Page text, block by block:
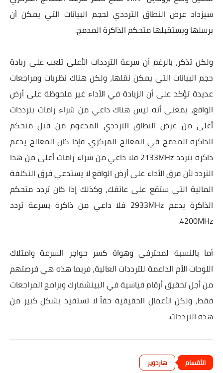
سيزداد عرض النطاق الترددي لحجم البيانات التي يمكن أن
يرسلها ويستقبلها متحكم الذاكرة المدمج.
ولكن تذكر، بالرغم أن سرعة الترددات الأعلى تلعب على زيادة
حجم البيانات التي يمكن نقلها، ولكن هناك نظريات ومراجعات
عديدة تؤكد على أن الزيادة في الأداء غير ملحوظة على أرض
الواقع، بمعنى أنه ليس هناك داعي من شراء رامات بترددات
أعلى من عرض النطاق الترددي المدعوم من قبل متحكم
الذاكرة المدمج في المعالج المركزي. فإذا كان المعالج يدعم
ذاكرة بتردد 2133MHz فلا داعي من شراء رامات أعلى من هذا
التردد لأن فرق الأداء على أرض الواقع لا يستدعي فرق التكلفة
المالية التي ستقع على عاتقك، وكذلك إذا كان تردد متحكم
الذاكرة يدعم 2933MHz فلا داعي من ذاكرة بسرعة تردد
4200MHz.
أما بالنسبة لمحترفي وهواة كسر حواجر السرعة وامتلاك
اللوحات الأم الداعمة للترددات العالية، فربما هذه هي فرصتهم
من أجل تحقيق أرقام قياسية في البينشمارك وبرامج المراجعات
فقط، ولكن الأعمال الحقيقية حقاً لا تستفيد بشكل كبير من
هذه الترددات.
هاردوير